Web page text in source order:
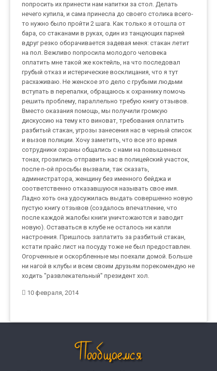
попросить их принести нам напитки за стол. Делать
нечего купила, и сама принесла до своего столика всего-
то нужно было пройти 2 шага. Как только я отошла от
бара, со стаканами в руках, один из танцующих парней
вдруг резко оборачивается задевая меня: стакан летит
на пол. Вежливо попросила молодого человека
оплатить мне такой же коктейль, на что последовал
грубый отказ и истерические восклицания, что я тут
расхаживаю. Не женское это дело с грубыми людьми
вступать в перепалки, обращаюсь к охраннику помочь
решить проблему, параллельно требую книгу отзывов.
Вместо оказания помощь, мы получили громкую
дискуссию на тему кто виноват, требования оплатить
разбитый стакан, угрозы занесения нас в черный список
и вызов полиции. Хочу заметить, что все это время
сотрудники охраны общались с нами на повышенных
тонах, грозились отправить нас в полицейский участок,
после n-ой просьбы вызвали, так сказать,
администратора, женщину без именного бейджа и
соответственно отказавшуюся называть свое имя.
Ладно хоть она удосужилась выдать совершенно новую
пустую книгу отзывов (создалось впечатление, что
после каждой жалобы книги уничтожаются и заводит
новую). Оставаться в клубе не осталось ни капли
настроения. Пришлось заплатить за разбитый стакан,
кстати прайс лист на посуду тоже не был предоставлен.
Огорченные и оскорбленные мы поехали домой. Больше
ни нагой в клубы и всем своим друзьям порекомендую не
ходить "развлекательный" президент хол.
10 февраля, 2014